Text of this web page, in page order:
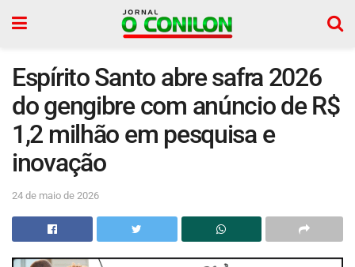
Espírito Santo abre safra 2026
do gengibre com anúncio de R$
1,2 milhão em pesquisa e
inovação
24 de maio de 2026